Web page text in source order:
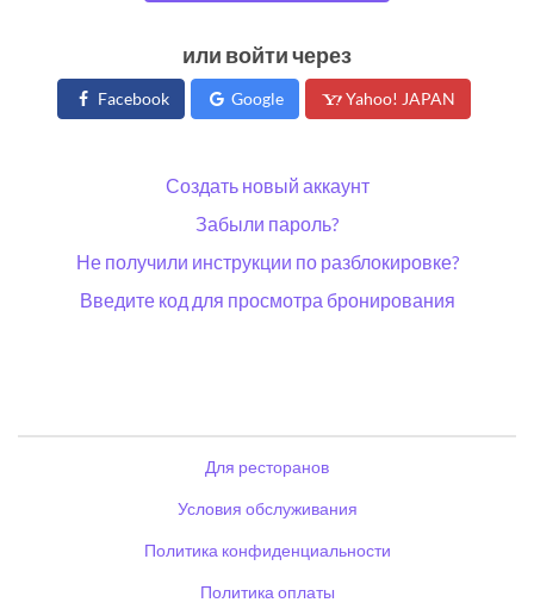
или войти через
Facebook Google Yahoo! JAPAN
Создать новый аккаунт
Забыли пароль?
Не получили инструкции по разблокировке?
Введите код для просмотра бронирования
Для ресторанов
Условия обслуживания
Политика конфиденциальности
Политика оплаты